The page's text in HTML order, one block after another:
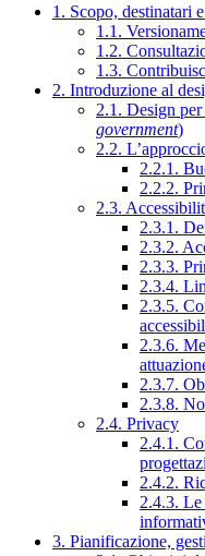
1. Scopo, destinatari
1.1.
1.2.
1.3.
2. Introduzione al
2.1. Design
government)
2.2.
2.2.1.
2.2.2.
2.3.
2.3.1.
2.3.2.
2.3.3.
2.3.4.
2.3.5.
2.3.6.
2.3.7.
2.3.8.
2.4. Privacy
2.4.1.
2.4.2.
2.4.3. Le
3. Pianificazione,